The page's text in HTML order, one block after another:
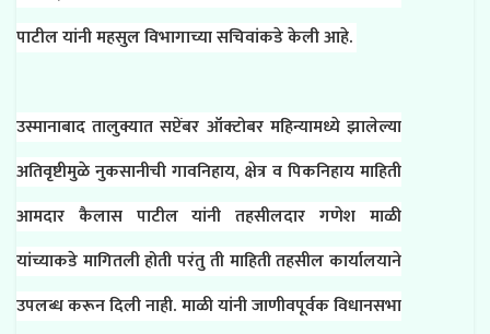
पाटील यांनी महसुल विभागाच्या सचिवांकडे केली आहे.
उस्मानाबाद तालुक्यात सप्टेंबर ऑक्टोबर महिन्यामध्ये झालेल्या
अतिवृष्टीमुळे नुकसानीची गावनिहाय, क्षेत्र व पिकनिहाय माहिती
आमदार कैलास पाटील यांनी तहसीलदार गणेश माळी
यांच्याकडे मागितली होती परंतु ती माहिती तहसील कार्यालयाने
उपलब्ध करून दिली नाही. माळी यांनी जाणीवपूर्वक विधानसभा